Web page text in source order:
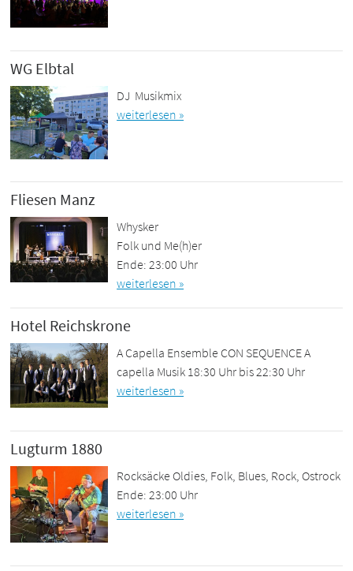
WG Elbtal
DJ Musikmix
weiterlesen »
Fliesen Manz
Whysker
Folk und Me(h)er
Ende: 23:00 Uhr
weiterlesen »
Hotel Reichskrone
A Capella Ensemble CON SEQUENCE A
capella Musik 18:30 Uhr bis 22:30 Uhr
weiterlesen »
Lugturm 1880
Rocksäcke Oldies, Folk, Blues, Rock, Ostrock
Ende: 23:00 Uhr
weiterlesen »